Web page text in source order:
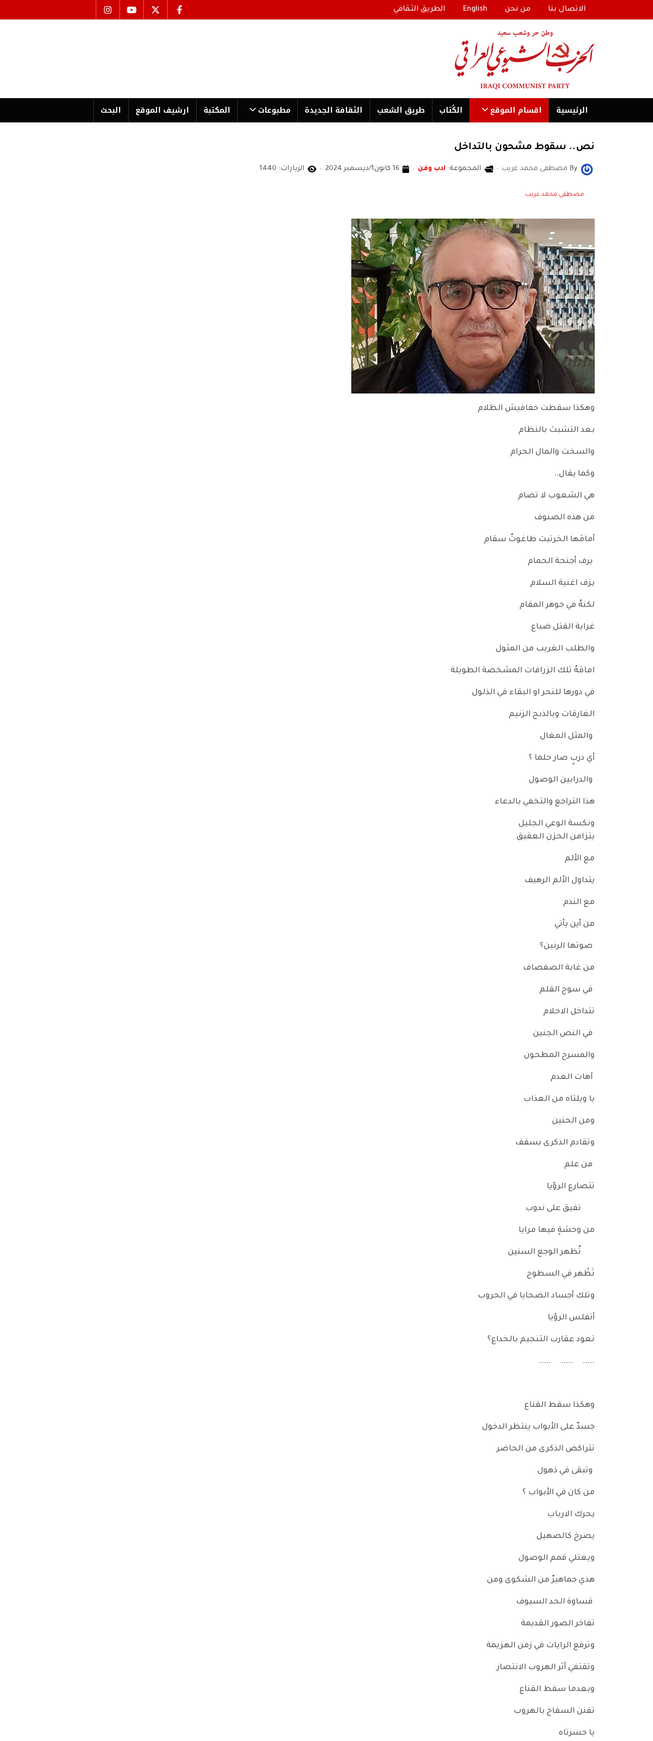
الاتصال بنا من نحن English الطريق الثقافي
الرئیسية اقسام الموقع الكُتاب طریق الشعب الثقافة الجدیدة مطبوعات المكتبة ارشیف الموقع البحث
نص.. سقوط مشحون بالتداخل
By مصطفى محمد غريب المجموعة: ادب وفن 16 كانون1/ديسمبر 2024 الزيارات: 1440
مصطفى محمد غريب
وهكذا سقطت خفافيش الظلام
بعد التشبث بالنظام
والسخت والمال الحرام
وكما يقال..
هي الشعوب لا تضام
من هذه الصنوف
أمامَها الخرتيت طاغوتٌ سقام
يرف أجنحة الحمام
يزف اغنية السلام
لكنهُ في جوهر المقام
غرابة القتل ضباع
والطلب الغريب من المثول
امامَهُ تلك الزرافات المشخصة الطويلة
في دورها للنحر او البقاء في الذلول
الغارقات وبالذبح الزنيم
والمثل المغال
أي دربٍ صار حلما ؟
والدرابين الوصول
هذا التراجع والتخفي بالدعاء
ونكسة الوعي الجليل
يتزامن الحزن العقيق
مع الألم
يتداول الألم الرهيف
مع الندم
من أين يأتي
صوتها الرنين؟
من غابة الصفصاف
في سوح القلم
تتداخل الاحلام
في النص الجنين
والمسرح المطحون
آهات العدم
يا ويلتاه من العذاب
ومن الحنين
وتقادم الذكرى بسقف
من علم
تتصارع الرؤيا
تفيق على ندوب
من وحشةٍ فيها مرايا
تُظهر الوجع السنين
تَظْهر في السطوح
وتلك أجساد الضحايا في الحروب
أتفلس الرؤيا
تعود عقارب التنجيم بالخداع؟
..... ..... .....
وهكذا سقط القناع
جسدٌ على الأبواب ينتظر الدخول
تتراكض الذكرى من الحاضر
وتبقى في ذهول
من كان في الأبواب ؟
يحرك الارباب
يصرخ كالصهيل
ويعتلي قمم الوصول
هذي جماهيرٌ من الشكوى ومن
قساوة الحد السيوف
تفاخر الصور القديمة
وترفع الرايات في زمن الهزيمة
وتقتفي أثر الهروب الانتصار
وبعدما سقط القناع
تفنن السفاح بالهروب
يا حسرتاه